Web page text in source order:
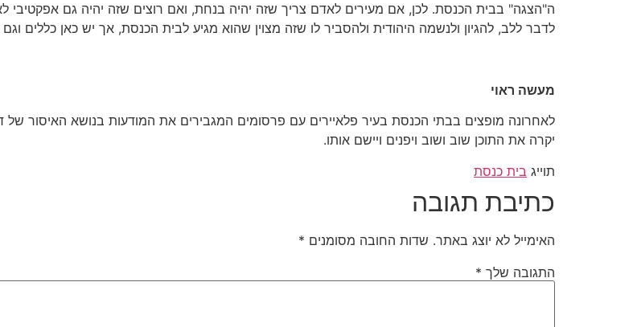
ה"הצגה" בבית הכנסת. לכן, אם מעירים לאדם צריך שזה יהיה בנחת, ואם רוצים שזה יהיה גם אפקטיבי
לדבר ללב, להגיון ולנשמה היהודית ולהסביר לו שזה מצוין שהוא מגיע לבית הכנסת, אך יש כאן כללים
מעשה ראוי
לאחרונה מופצים בבתי הכנסת בעיר פלאיירים עם פרסומים המגבירים את המודעות בנושא האיסור של
יקרה את התוכן שוב ושוב ויפנים ויישם אותו.
תוייג בית כנסת
כתיבת תגובה
האימייל לא יוצג באתר. שדות החובה מסומנים *
התגובה שלך *